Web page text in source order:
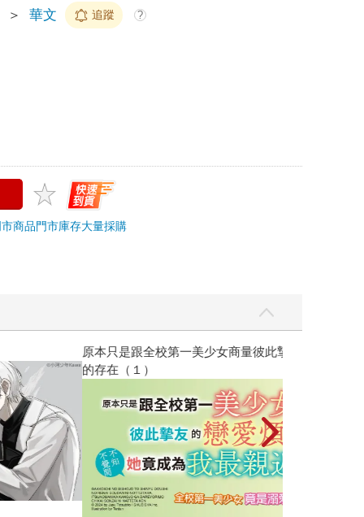
＞ 華文 追蹤 ?
商品門市庫存大量採購
摯友的戀愛煩惱，不知不覺間她竟成為我最親近 台灣角川2026